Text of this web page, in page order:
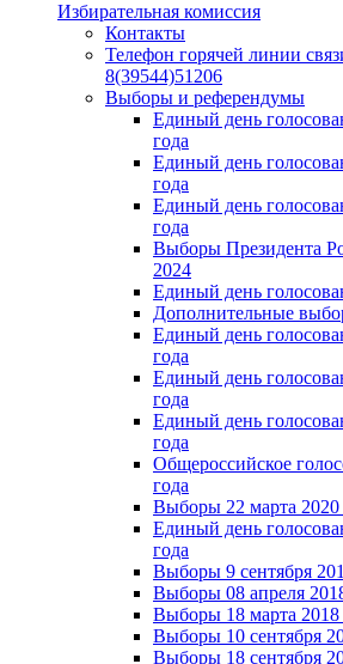
Избирательная комиссия
Контакты
Телефон горячей линии
8(39544)51206
Выборы и референдумы
Единый день
года
Единый день
года
Единый день
года
Выборы Президента
2024
Единый день
Дополнительные
Единый день
года
Единый день
года
Единый день
года
Общероссийское
года
Выборы 22 марта 2020
Единый день
года
Выборы 9 сентября
Выборы 08 апреля
Выборы 18 марта
Выборы 10 сентября
Выборы 18 сентября